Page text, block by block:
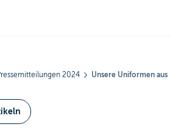
2024 Unsere Uniformen